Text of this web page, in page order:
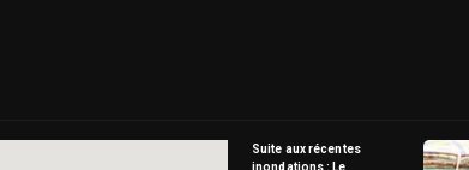
Suite aux récentes
inondations : Le